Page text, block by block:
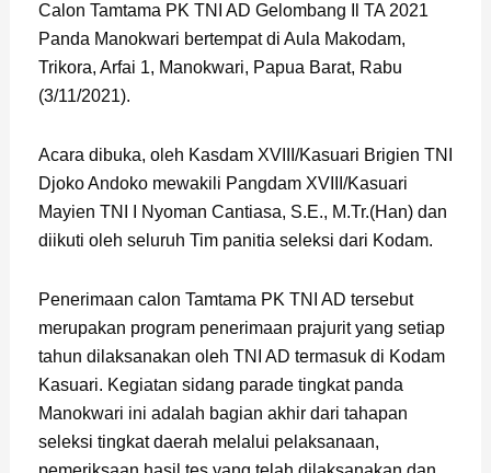
Calon Tamtama PK TNI AD Gelombang Il TA 2021
Panda Manokwari bertempat di Aula Makodam,
Trikora, Arfai 1, Manokwari, Papua Barat, Rabu
(3/11/2021).
Acara dibuka, oleh Kasdam XVIII/Kasuari Brigien TNI
Djoko Andoko mewakili Pangdam XVIII/Kasuari
Mayien TNI I Nyoman Cantiasa, S.E., M.Tr.(Han) dan
diikuti oleh seluruh Tim panitia seleksi dari Kodam.
Penerimaan calon Tamtama PK TNI AD tersebut
merupakan program penerimaan prajurit yang setiap
tahun dilaksanakan oleh TNI AD termasuk di Kodam
Kasuari. Kegiatan sidang parade tingkat panda
Manokwari ini adalah bagian akhir dari tahapan
seleksi tingkat daerah melalui pelaksanaan,